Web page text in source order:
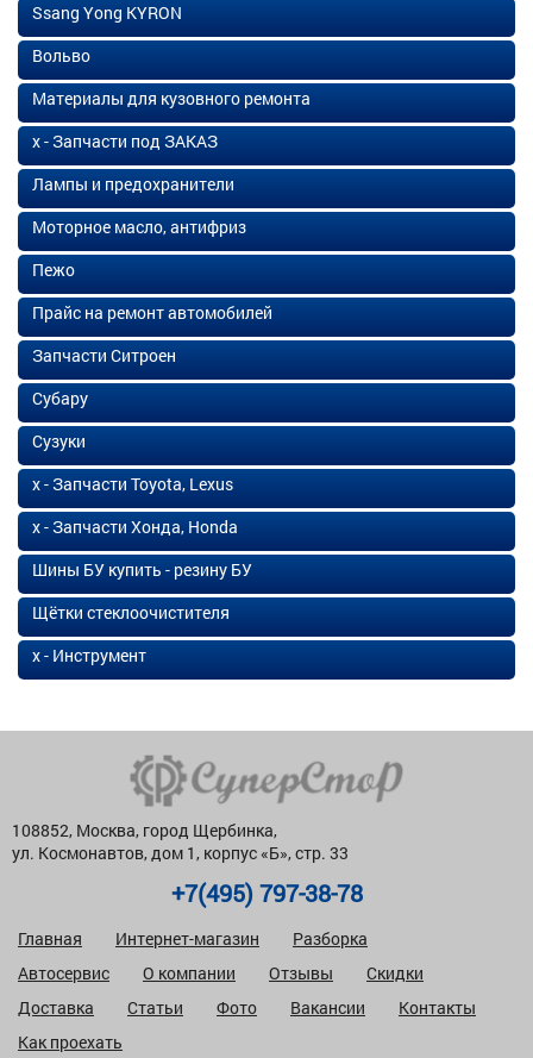
Ssang Yong KYRON
Вольво
Материалы для кузовного ремонта
х - Запчасти под ЗАКАЗ
Лампы и предохранители
Моторное масло, антифриз
Пежо
Прайс на ремонт автомобилей
Запчасти Ситроен
Субару
Сузуки
х - Запчасти Toyota, Lexus
х - Запчасти Хонда, Honda
Шины БУ купить - резину БУ
Щётки стеклоочистителя
х - Инструмент
108852, Москва, город Щербинка,
ул. Космонавтов, дом 1, корпус «Б», стр. 33
+7(495) 797-38-78
Главная Интернет-магазин
Разборка
Автосервис
О компании Отзывы
Скидки
Доставка
Статьи Фото Вакансии
Контакты
Как проехать